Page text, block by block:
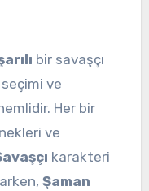
bir savaşçı
ve
Her bir
ve
karakteri
Şaman